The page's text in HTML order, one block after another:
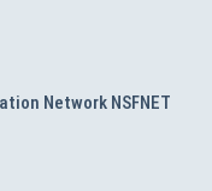
Network NSFNET